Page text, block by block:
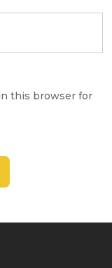
this browser for